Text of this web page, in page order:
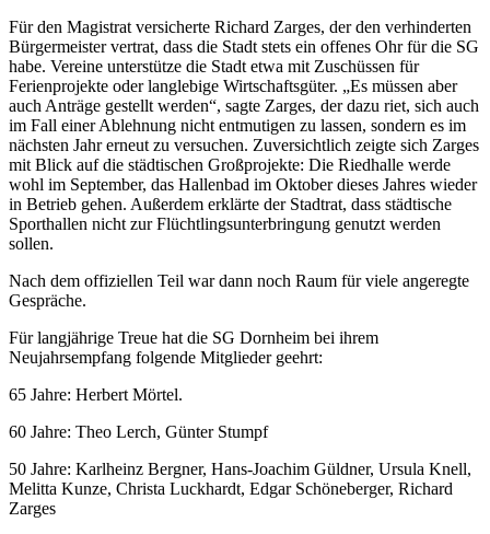
Für den Magistrat versicherte Richard Zarges, der den verhinderten
Bürgermeister vertrat, dass die Stadt stets ein offenes Ohr für die SG
habe. Vereine unterstütze die Stadt etwa mit Zuschüssen für
Ferienprojekte oder langlebige Wirtschaftsgüter. „Es müssen aber
auch Anträge gestellt werden“, sagte Zarges, der dazu riet, sich auch
im Fall einer Ablehnung nicht entmutigen zu lassen, sondern es im
nächsten Jahr erneut zu versuchen. Zuversichtlich zeigte sich Zarges
mit Blick auf die städtischen Großprojekte: Die Riedhalle werde
wohl im September, das Hallenbad im Oktober dieses Jahres wieder
in Betrieb gehen. Außerdem erklärte der Stadtrat, dass städtische
Sporthallen nicht zur Flüchtlingsunterbringung genutzt werden
sollen.
Nach dem offiziellen Teil war dann noch Raum für viele angeregte
Gespräche.
Für langjährige Treue hat die SG Dornheim bei ihrem
Neujahrsempfang folgende Mitglieder geehrt:
65 Jahre: Herbert Mörtel.
60 Jahre: Theo Lerch, Günter Stumpf
50 Jahre: Karlheinz Bergner, Hans-Joachim Güldner, Ursula Knell,
Melitta Kunze, Christa Luckhardt, Edgar Schöneberger, Richard
Zarges